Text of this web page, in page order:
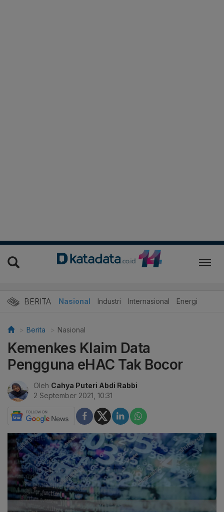
BERITA Nasional Industri Internasional Energi
Berita Nasional
Kemenkes Klaim Data
Pengguna eHAC Tak Bocor
Oleh Cahya Puteri Abdi Rabbi
2 September 2021, 10:31